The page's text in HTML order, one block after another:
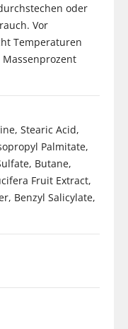
oder
Vor
Temperaturen
Massenprozent
Stearic Acid,
Palmitate,
Butane,
Fruit Extract,
Benzyl Salicylate,